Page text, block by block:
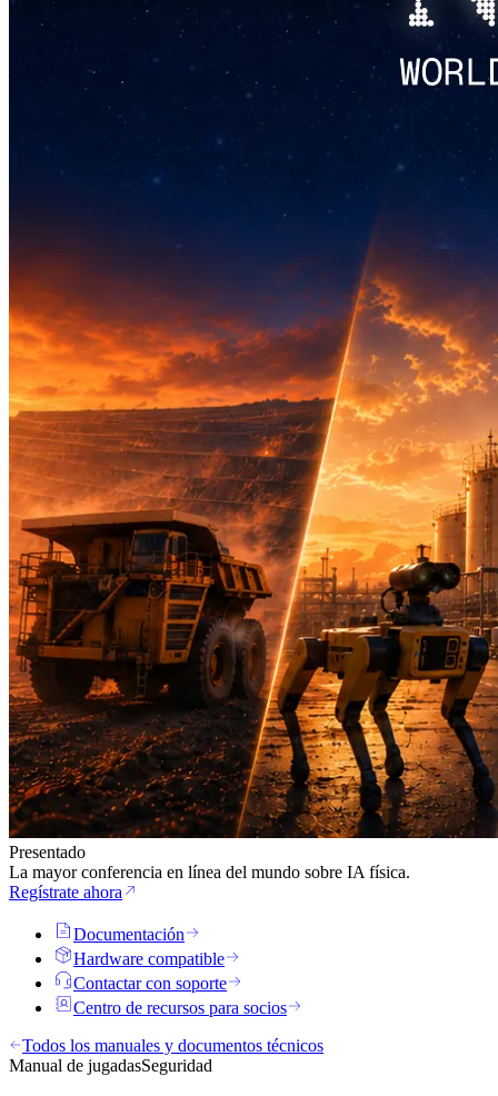
Presentado
La mayor conferencia en línea del mundo sobre IA física.
Regístrate ahora
Documentación
Hardware compatible
Contactar con soporte
Centro de recursos para socios
Todos los manuales y documentos técnicos
Manual de jugadasSeguridad